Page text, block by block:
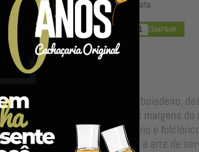
R$ 66,82à vista
João Xavier, seu fundador foi boiadeiro,
a sede Palmitos, às margens do
agora homenagear o lendário e
esmerado capricho, pureza e a arte de